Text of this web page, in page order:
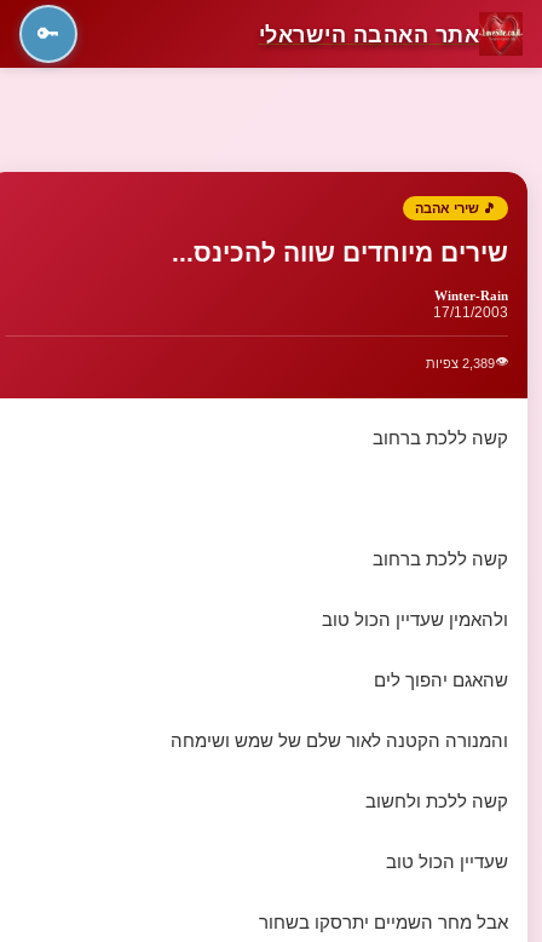
אתר האהבה הישראלי 🔑
🎵 שירי אהבה
שירים מיוחדים שווה להכינס...
Winter-Rain
17/11/2003
👁️2,389 צפיות
קשה ללכת ברחוב
קשה ללכת ברחוב
ולהאמין שעדיין הכול טוב
שהאגם יהפוך לים
והמנורה הקטנה לאור שלם של שמש ושימחה
קשה ללכת ולחשוב
שעדיין הכול טוב
אבל מחר השמיים יתרסקו בשחור